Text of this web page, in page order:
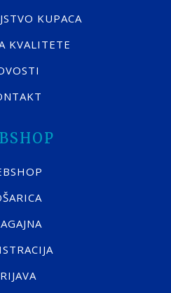
KUPACA
KVALITETE